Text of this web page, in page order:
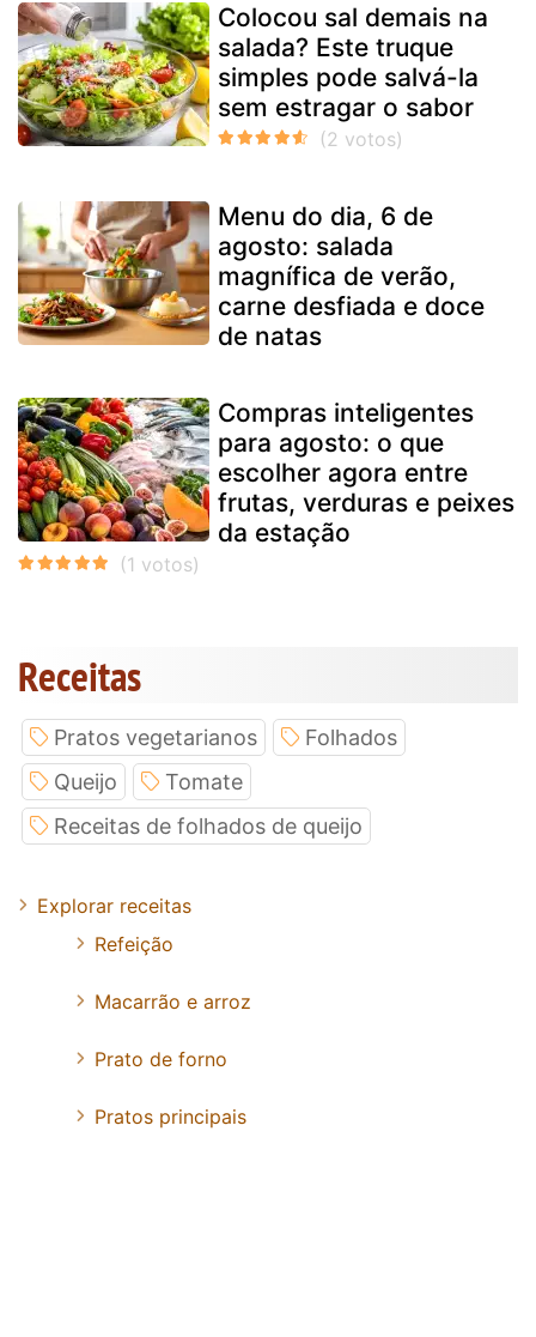
Colocou sal demais na
salada? Este truque
simples pode salvá-la
sem estragar o sabor
Menu do dia, 6 de
agosto: salada
magnífica de verão,
carne desfiada e doce
de natas
Compras inteligentes
para agosto: o que
escolher agora entre
frutas, verduras e peixes
da estação
Receitas
Pratos vegetarianos
Folhados
Queijo
Tomate
Receitas de folhados de queijo
Explorar receitas
Refeição
Macarrão e arroz
Prato de forno
Pratos principais